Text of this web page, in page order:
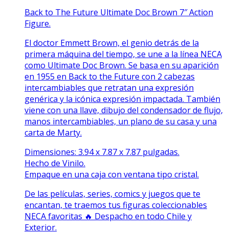
Back to The Future Ultimate Doc Brown 7″ Action
Figure.
El doctor Emmett Brown, el genio detrás de la
primera máquina del tiempo, se une a la línea NECA
como Ultimate Doc Brown. Se basa en su aparición
en 1955 en Back to the Future con 2 cabezas
intercambiables que retratan una expresión
genérica y la icónica expresión impactada. También
viene con una llave, dibujo del condensador de flujo,
manos intercambiables, un plano de su casa y una
carta de Marty.
Dimensiones: 3.94 x 7.87 x 7.87 pulgadas.
Hecho de Vinilo.
Empaque en una caja con ventana tipo cristal.
De las películas, series, comics y juegos que te
encantan, te traemos tus figuras coleccionables
NECA favoritas 🔥 Despacho en todo Chile y
Exterior.